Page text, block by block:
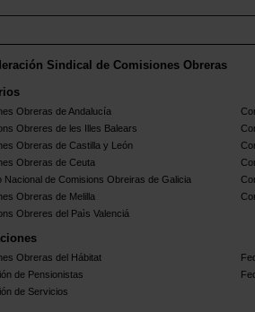
Sindical de Comisiones Obreras
Obreras de Andalucía
Obreres de les Illes Balears
Obreras de Castilla y León
Obreras de Ceuta
Nacional de Comisions Obreiras de Galicia
Obreras de Melilla
Obreres del Paìs Valenciá
Obreras del Hábitat
de Pensionistas
de Servicios